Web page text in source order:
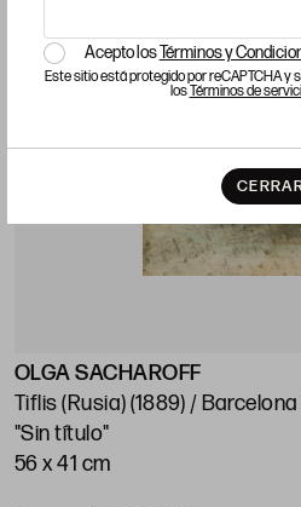
Acepto losTérminos y
Este sitio está protegido por reCAPTCHA y
losTérminos de
OLGA SACHAROFF
Tiflis (Rusia) (1889) / Barcelona
"Sin título"
56 x 41 cm